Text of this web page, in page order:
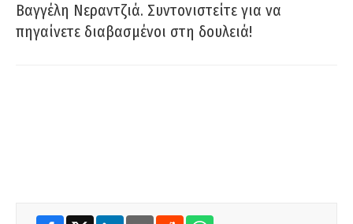
Βαγγέλη Νεραντζιά. Συντονιστείτε για να
πηγαίνετε διαβασμένοι στη δουλειά!